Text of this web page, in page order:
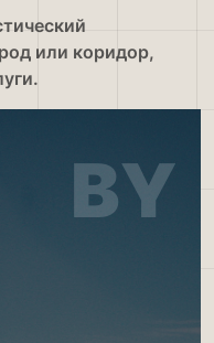
или коридор,
BY